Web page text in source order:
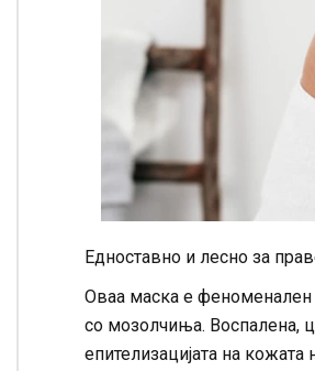
Едноставно и лесно за
Оваа маска е феноменален
со мозолчиња. Воспалена,
епителизацијата на